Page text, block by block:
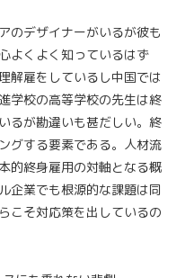
のデザイナーがいるが彼も
よくよく知っているはず
解雇をしているし中国では
学校の高等学校の先生は終
るが勘違いも甚だしい。終
グする要素である。人材流
的終身雇用の対軸となる概
企業でも根源的な課題は同
こそ対応策を出しているの